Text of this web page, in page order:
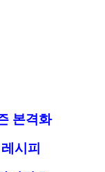
본격화
시피